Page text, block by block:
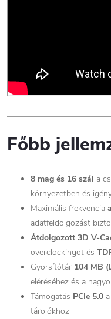
Főbb
8 mag és 16 szál a
környezetben és
Maximális frekvencia
adatfeldolgozást
Átdolgozott 3D V-
overclockingot és
Gyorsítótár 104 MB
eléréséhez és a
Támogatás PCIe 5.0
tárolókhoz